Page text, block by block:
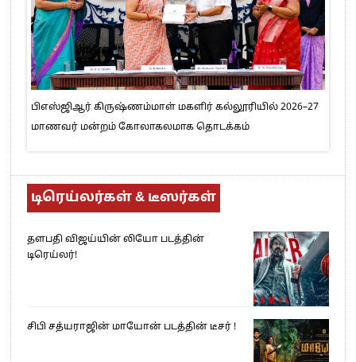
பிஎஸ்ஜிஆர் கிருஷ்ணம்மாள் மகளிர் கல்லூரியில் 2026–27
மாணவர் மன்றம் கோலாகலமாக தொடக்கம்
டிரெய்லர்கள் & டீஸர்கள்
தளபதி விஜய்யின் லியோ படத்தின்
டிரெய்லர்!
சிபி சத்யராஜின் மாயோன் படத்தின் டீசர் !